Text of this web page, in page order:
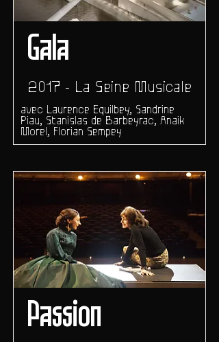
Gala
2017 - La Seine Musicale
avec Laurence Equilbey, Sandrine
Piau, Stanislas de Barbeyrac, Anaik
Morel, Florian Sempey
Passion